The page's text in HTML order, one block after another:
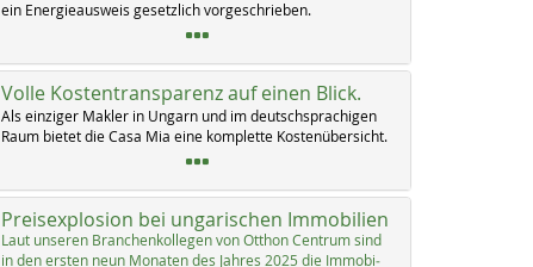
ein En­er­gie­aus­weis ge­setz­lich vor­ge­schrie­ben.
Volle Kostentransparenz auf einen Blick.
Als ein­zi­ger Mak­ler in Un­garn und im deutsch­spra­chi­gen
Raum bie­tet die Ca­sa Mia ei­ne kom­p­let­te Kos­ten­über­sicht.
Preisexplosion bei ungarischen Immobilien
Laut un­se­ren Bran­chen­kol­le­gen von Ott­hon Cen­trum sind
in den ers­ten neun Mo­na­ten des Jah­res 2025 die Im­mo­bi­